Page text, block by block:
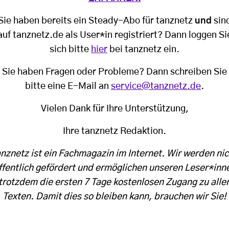
haben bereits ein Steady-Abo für tanznetz und
tanznetz.de als User*in registriert? Dann loggen
sich bitte hier bei tanznetz ein.
Sie haben Fragen oder Probleme? Dann schreiben Sie
bitte eine E-Mail an service@tanznetz.de.
Vielen Dank für Ihre Unterstützung,
Ihre tanznetz Redaktion.
ist ein Fachmagazin im Internet. Wir werden
gefördert und ermöglichen unseren
die ersten 7 Tage kostenlosen Zugang zu
Texten. Damit dies so bleiben kann, brauchen wir Sie!